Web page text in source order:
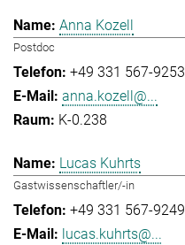
Anna Kozell
Postdoc
+49 331 567-9253
anna.kozell@...
K-0.238
Lucas Kuhrts
Gastwissenschaftler/-in
+49 331 567-9249
lucas.kuhrts@...